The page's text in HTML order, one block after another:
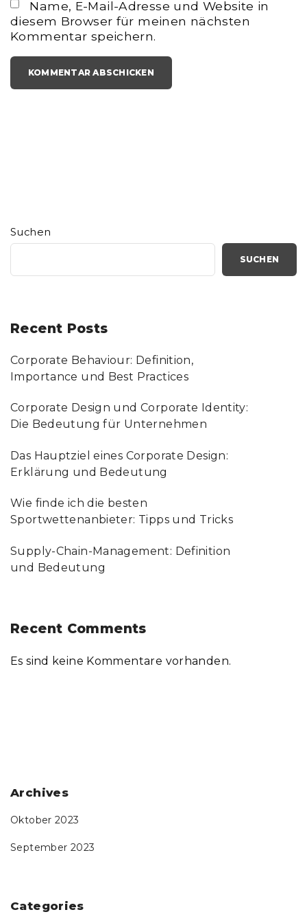
Suchen
SUCHEN
Recent Posts
Corporate Behaviour: Definition,
Importance und Best Practices
Corporate Design und Corporate Identity:
Die Bedeutung für Unternehmen
Das Hauptziel eines Corporate Design:
Erklärung und Bedeutung
Wie finde ich die besten
Sportwettenanbieter: Tipps und Tricks
Supply-Chain-Management: Definition
und Bedeutung
Recent Comments
Es sind keine Kommentare vorhanden.
*
a
i
Name, E-Mail-Adresse und Website in
diesem Browser für meinen nächsten
Kommentar speichern.
Archives
Oktober 2023
September 2023
Categories